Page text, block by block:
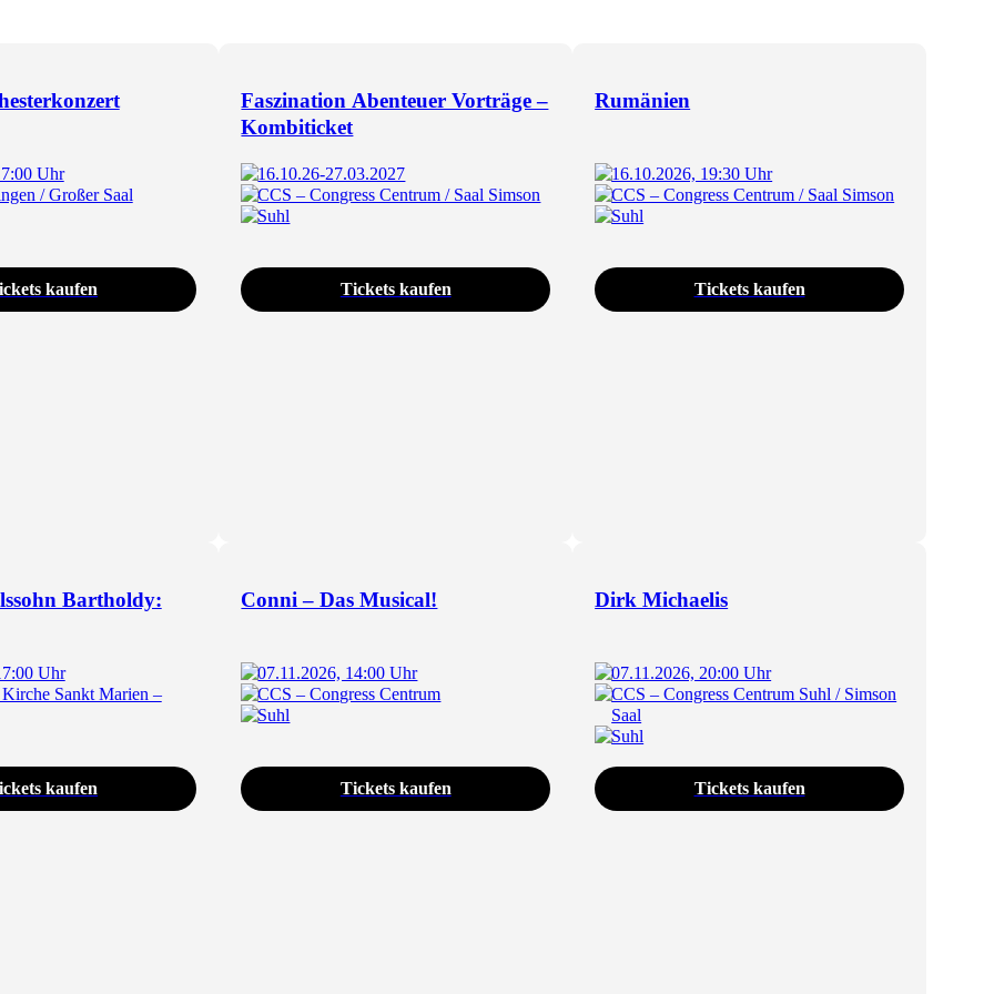
Uhr
/ Großer Saal
kaufen
Faszination Abenteuer Vorträge –
Kombiticket
16.10.26-27.03.2027
CCS – Congress Centrum / Saal Simson
Suhl
Tickets kaufen
Rumänien
16.10.2026, 19:30 Uhr
CCS – Congress Centrum / Saal Simson
Suhl
Tickets kaufen
Bartholdy:
Uhr
Sankt Marien –
kaufen
Conni – Das Musical!
07.11.2026, 14:00 Uhr
CCS – Congress Centrum
Suhl
Tickets kaufen
Dirk Michaelis
07.11.2026, 20:00 Uhr
CCS – Congress Centrum Suhl / Simson
Saal
Suhl
Tickets kaufen